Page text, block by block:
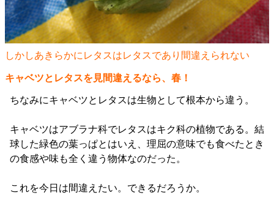
しかしあきらかにレタスはレタスであり間違えられない
キャベツとレタスを見間違えるなら、春！
ちなみにキャベツとレタスは生物として根本から違う。
キャベツはアブラナ科でレタスはキク科の植物である。結
球した緑色の葉っぱとはいえ、理屈の意味でも食べたとき
の食感や味も全く違う物体なのだった。
これを今日は間違えたい。できるだろうか。